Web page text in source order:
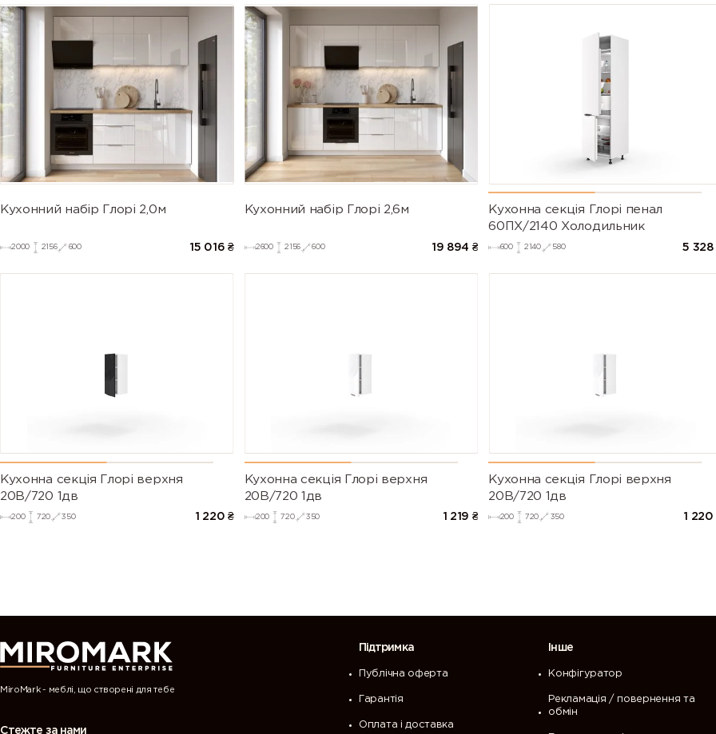
Кухонний набір Глорі 2,0м
2000 2156 600 15 016 ₴
Кухонний набір Глорі 2,6м
2600 2156 600 19 894 ₴
Кухонна секція Глорі пенал
60ПХ/2140 Холодильник
600 2140 580 5 328
Кухонна секція Глорі верхня
20В/720 1дв
200 720 350 1 220 ₴
Кухонна секція Глорі верхня
20В/720 1дв
200 720 350 1 219 ₴
Кухонна секція Глорі верхня
20В/720 1дв
200 720 350 1 220
MiroMark - меблі, що створені для тебе
Стежте за нами
Підтримка
Публічна оферта
Гарантія
Оплата і доставка
Інше
Конфігуратор
Рекламація / повернення та
обмін